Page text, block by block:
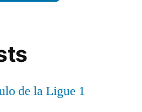
de la Ligue 1